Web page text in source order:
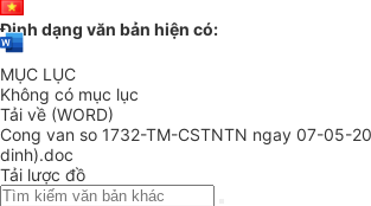
Định dạng văn bản hiện có:
MỤC LỤC
Không có mục lục
Tải về (WORD)
Cong van so 1732-TM-CSTNTN ngay 07-05-
dinh).doc
Tải lược đồ